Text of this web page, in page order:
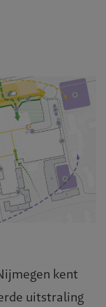
kent
uitstraling